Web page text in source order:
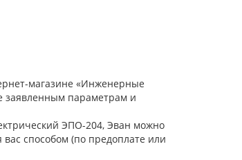
магазине «Инженерные
заявленным параметрам и
ЭПО-204, Эван можно
способом (по предоплате или